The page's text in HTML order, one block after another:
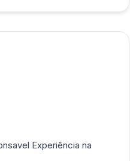
Experiência na